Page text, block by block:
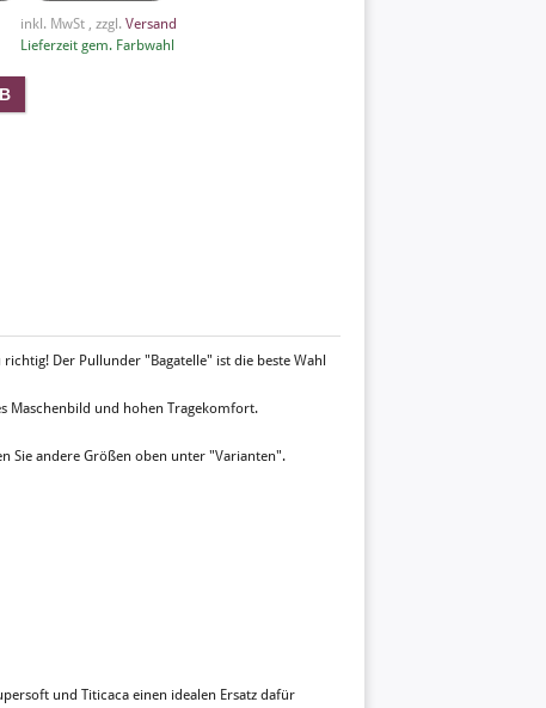
inkl. MwSt , zzgl. Versand
Lieferzeit gem. Farbwahl
Der Pullunder "Bagatelle" ist die beste Wahl
Maschenbild und hohen Tragekomfort.
Sie andere Größen oben unter "Varianten".
und Titicaca einen idealen Ersatz dafür